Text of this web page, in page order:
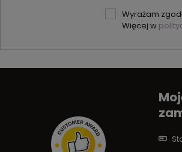
Wyrażam
Więcej w